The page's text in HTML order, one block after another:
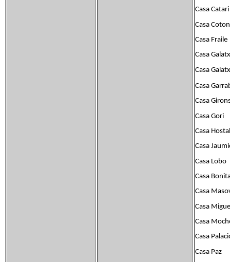
Casa Catari
Casa
Casa Fraile
Casa
Casa
Casa
Casa
Casa Gori
Casa
Casa
Casa Lobo
Casa
Casa
Casa
Casa
Casa
Casa Paz